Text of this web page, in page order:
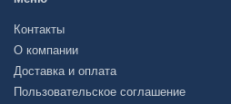
Контакты
О компании
Доставка и оплата
Пользовательское соглашение